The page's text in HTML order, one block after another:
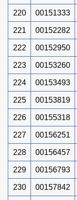
220 00151333
221 00152282
222 00152950
223 00153260
224 00153493
225 00153819
226 00155318
227 00156251
228 00156457
229 00156793
230 00157842